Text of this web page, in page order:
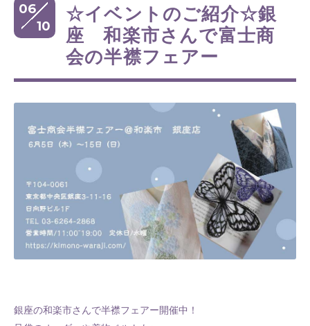
06
10
☆イベントのご紹介☆銀
座 和楽市さんで富士商
会の半襟フェアー
銀座の和楽市さんで半襟フェアー開催中！